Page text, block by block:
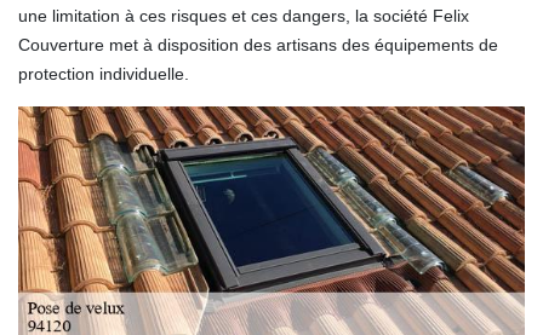
une limitation à ces risques et ces dangers, la société Felix
Couverture met à disposition des artisans des équipements de
protection individuelle.